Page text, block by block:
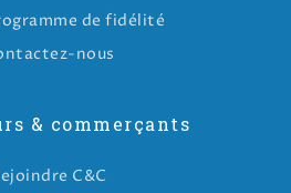
de fidélité
nous
& commerçants
C&C